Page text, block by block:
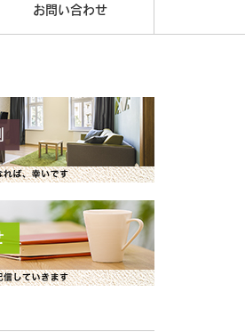
お問い合わせ